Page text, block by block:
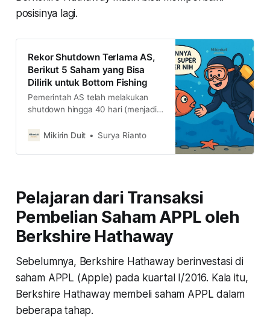
posisinya lagi.
Rekor Shutdown Terlama AS,
Berikut 5 Saham yang Bisa
Dilirik untuk Bottom Fishing
Pemerintah AS telah melakukan
shutdown hingga 40 hari (menjadi
Lalu, bagaimana efeknya ke pasar
yang bisa dimanfaatkan?
Mikirin Duit Surya Rianto
Pelajaran dari Transaksi
Pembelian Saham APPL oleh
Berkshire Hathaway
Sebelumnya, Berkshire Hathaway berinvestasi di
saham APPL (Apple) pada kuartal I/2016. Kala itu,
Berkshire Hathaway membeli saham APPL dalam
beberapa tahap.